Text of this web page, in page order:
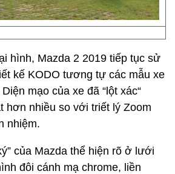
hình, Mazda 2 2019 tiếp tục sử
kế KODO tương tự các mẫu xe
mạo của xe đã “lột xác“
hơn nhiều so với triết lý Zoom
nhiệm.
của Mazda thể hiện rõ ở lưới
đôi cánh mạ chrome, liền